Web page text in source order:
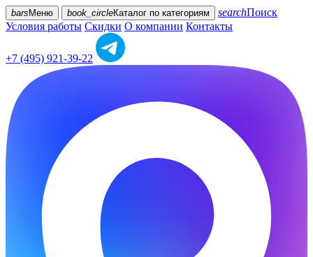
bars Меню book_circleКаталог по категориям searchПоиск
Условия работы Скидки О компании Контакты
+7 (495) 921-39-22